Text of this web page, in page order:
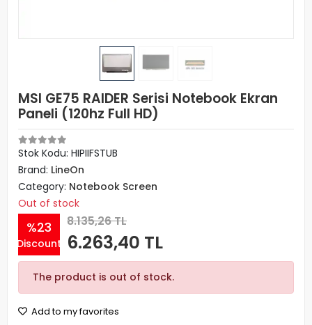
MSI GE75 RAIDER Serisi Notebook Ekran
Paneli (120hz Full HD)
Stok Kodu: HIPIIFSTUB
Brand: LineOn
Category: Notebook Screen
Out of stock
%23
Discount
8.135,26 TL
6.263,40 TL
The product is out of stock.
Add to my favorites